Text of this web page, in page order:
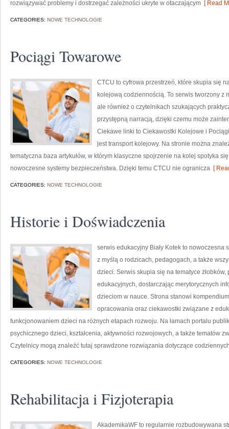
rozwiązywać problemy i dostrzegać zależności ukryte w otaczającym [ Read
CATEGORIES: NOWE TECHNOLOGIE
Pociągi Towarowe
CTCU to cyfrowa przestrzeń, które skupia się
kolejową codziennością. To serwis tworzony z
ale również o czytelnikach szukających
przystępną narracją, dzięki czemu może
Ciekawe linki to Ciekawostki Kolejowe i
jest transport kolejowy. Na stronie można
tematyczna baza artykułów, w którym klasyczne spojrzenie na kolej spotyka
nowoczesne systemy bezpieczeństwa. Dzięki temu CTCU nie ogranicza [
CATEGORIES: NOWE TECHNOLOGIE
Historie i Doświadczenia
serwis edukacyjny Biały Kotek to nowoczesna
z myślą o rodzicach, pedagogach, a także
dzieci. Serwis skupia się na tematyce
edukacyjnych, dostarczając merytorycznych
dzieciom w nauce. Strona stanowi
opracowania oraz ciekawostki związane z
funkcjonowaniem dzieci na różnych etapach rozwoju. Na łamach portalu
psychicznego dzieci, kształcenia, aktywności rozwojowych, a także tematów
Czytelnicy mogą znaleźć tutaj sprawdzone rozwiązania dotyczące
CATEGORIES: NOWE TECHNOLOGIE
Rehabilitacja i Fizjoterapia
AkademikaWF to regularnie rozbudowywana